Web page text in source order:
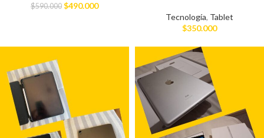
$590.000 $490.000
Tecnología, Tablet
$350.000